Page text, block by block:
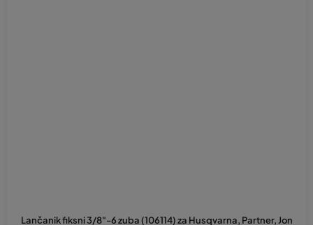
Lančanik fiksni 3/8"-6 zuba (106114) za Husqvarna, Partner, Jon